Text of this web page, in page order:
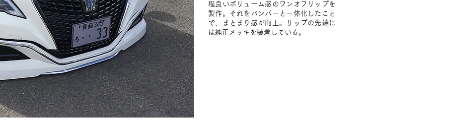
程良いボリューム感のワンオフリップを
製作。それをバンパーと一体化したこと
で、まとまり感が向上。リップの先端に
は純正メッキを装着している。